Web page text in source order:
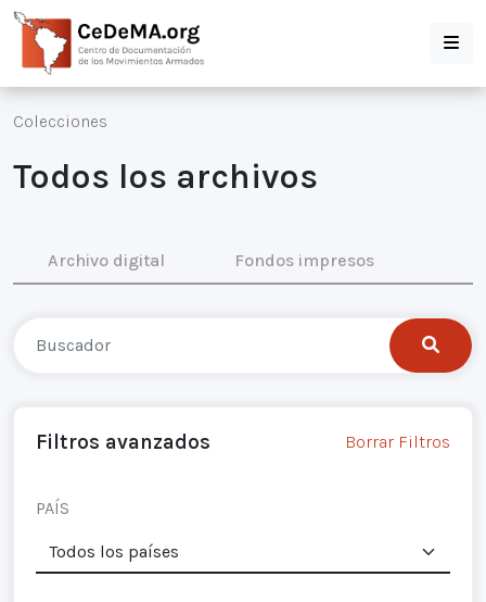
Colecciones
Todos los archivos
Archivo digital Fondos impresos
Filtros avanzados Borrar Filtros
PAÍS